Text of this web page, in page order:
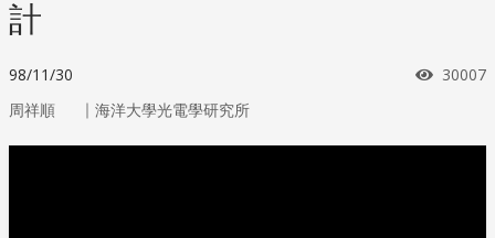
計
98/11/30 瀏覽次
30007
周祥順 ｜ 海洋大學光電學研究所